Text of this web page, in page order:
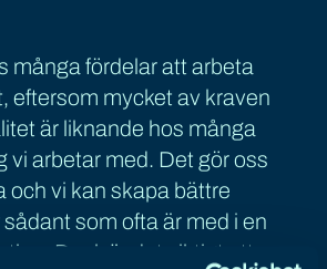
många fördelar att arbeta
eftersom mycket av kraven
är liknande hos många
vi arbetar med. Det gör oss
och vi kan skapa bättre
som ofta är med i en
Dock är det viktigt att